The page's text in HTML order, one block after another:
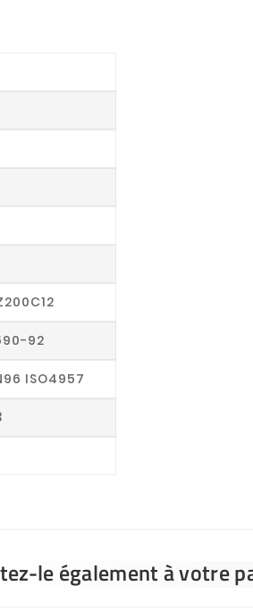
92
ISO4957
le également à votre